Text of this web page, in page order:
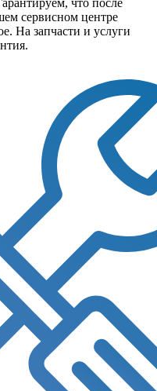
сервисном центре
На запчасти и услуги